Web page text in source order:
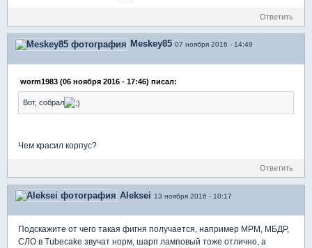
Ответить
Meskey85 07 ноября 2016 - 14:49
worm1983 (06 ноября 2016 - 17:46) писал:
Вот, собрал
Чем красил корпус?
Ответить
Aleksei 13 ноября 2016 - 10:17
Подскажите от чего такая фигня получается, например МРМ, МБДР,
СЛО в Tubecake звучат норм, шарп ламповый тоже отлично, а